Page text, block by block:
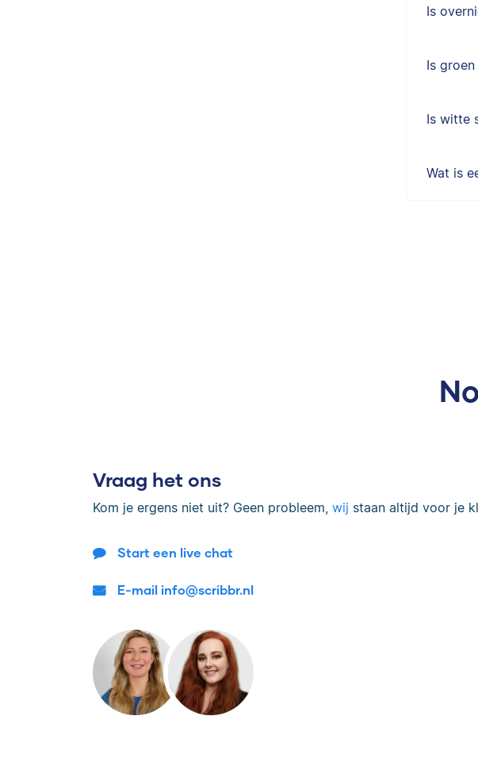
Is
Is
Is witte
Wat is
Vraag het ons
Kom je ergens niet uit? Geen probleem, wij staan altijd voor je
Start een live chat
E-mail info@scribbr.nl